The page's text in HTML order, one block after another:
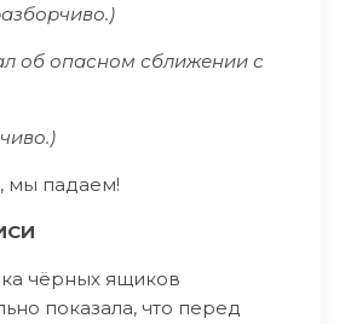
об опасном сближении с
мы падаем!
чёрных ящиков
показала, что перед